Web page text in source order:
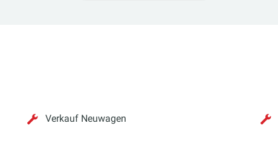
Verkauf Neuwagen